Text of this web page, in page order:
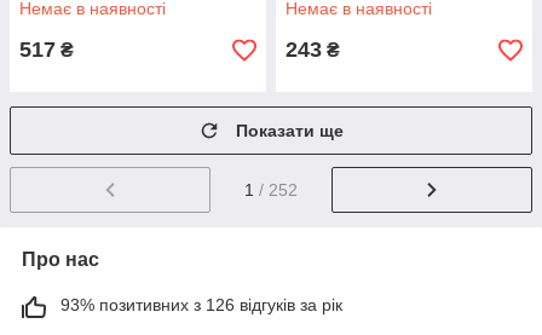
Немає в наявності
517 ₴
Немає в наявності
243 ₴
Показати ще
1 / 252
Про нас
93% позитивних з 126 відгуків за рік